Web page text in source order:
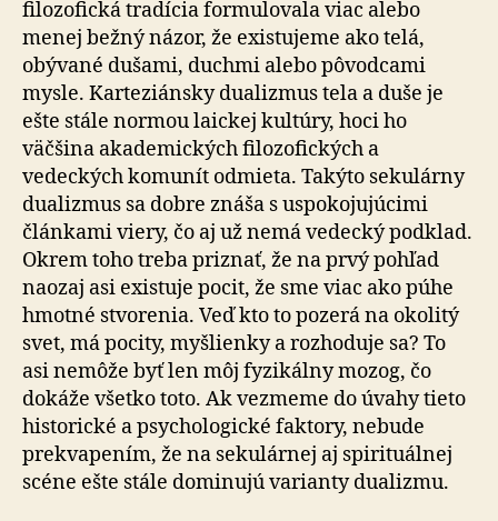
filozofická tra­dí­cia formulovala viac alebo
menej bežný názor, že exis­tu­je­me ako telá,
obývané dušami, duchmi alebo pôvodcami
mysle. Karteziánsky dualizmus tela a duše je
ešte stále normou laickej kultúry, hoci ho
väčšina akademických filozofických a
vedeckých komunít odmieta. Takýto sekulárny
dualizmus sa dobre znáša s uspokojujúcimi
článkami viery, čo aj už nemá vedecký podklad.
Okrem toho treba priznať, že na prvý pohľad
naozaj asi existuje pocit, že sme viac ako púhe
hmotné stvorenia. Veď kto to pozerá na okolitý
svet, má pocity, myšlienky a rozhoduje sa? To
asi nemôže byť len môj fyzikálny mozog, čo
dokáže všetko toto. Ak vezmeme do úvahy tieto
historické a psy­cho­lo­gic­ké faktory, nebude
prekvapením, že na se­ku­lár­nej aj spirituálnej
scéne ešte stále dominujú varianty dualizmu.